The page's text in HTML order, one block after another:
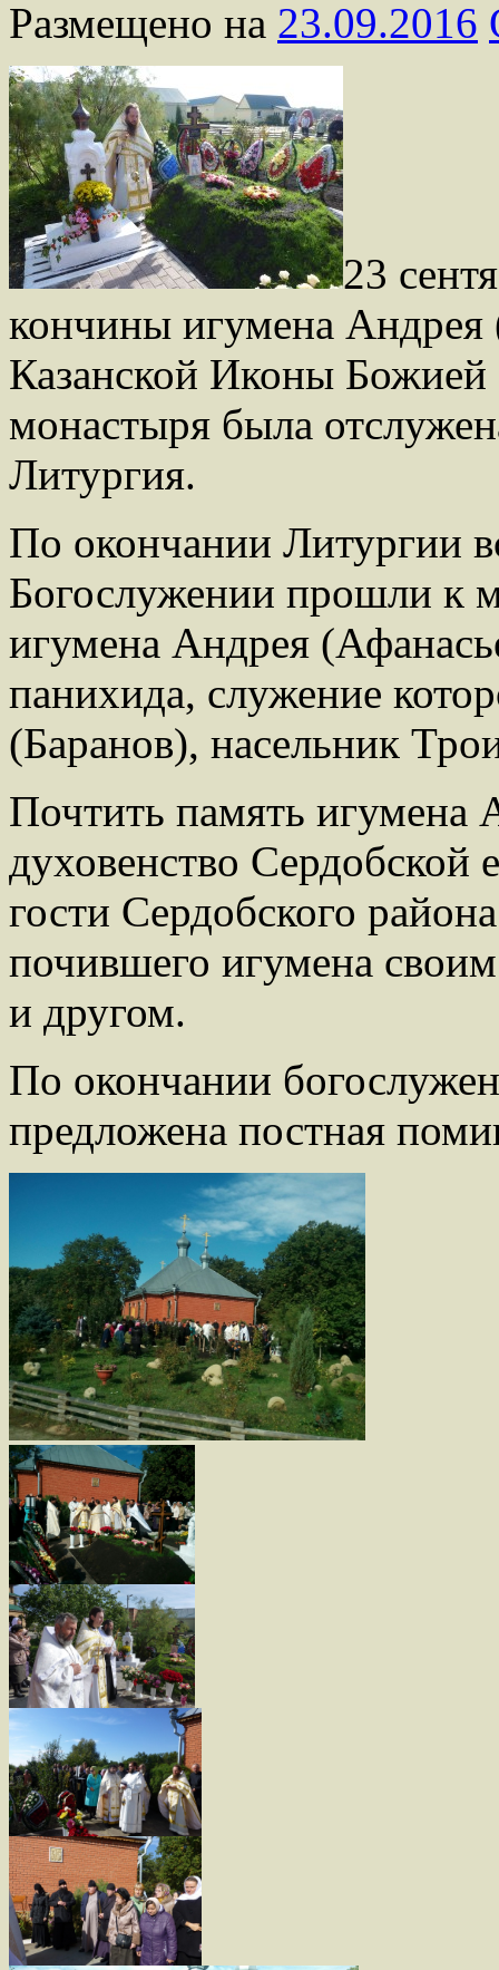
Размещено на 23.09.2016
23
кончины игумена
Казанской Иконы Божией
монастыря была
Литургия.
По окончании Литургии
Богослужении прошли к
игумена Андрея
панихида, служение
(Баранов), насельник
Почтить память игумена
духовенство
гости Сердобского
почившего игумена
и другом.
По окончании
предложена постная